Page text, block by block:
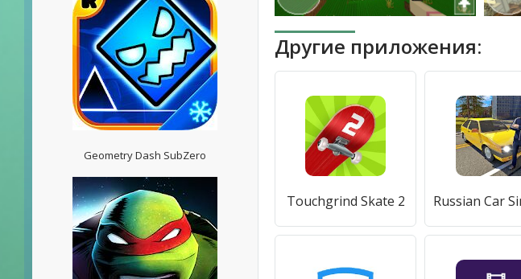
Geometry Dash SubZero
Другие приложения:
Touchgrind Skate 2